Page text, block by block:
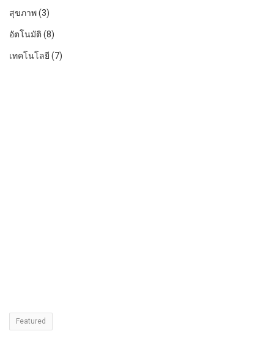
สุขภาพ(3)
อัตโนมัติ (8)
เทคโนโลยี (7)
Featured